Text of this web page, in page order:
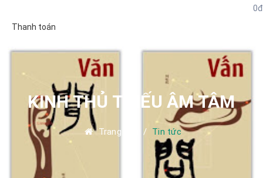
0đ
Thanh toán
KINH THỦ THIẾU ÂM TÂM
Trang chủ / Tin tức